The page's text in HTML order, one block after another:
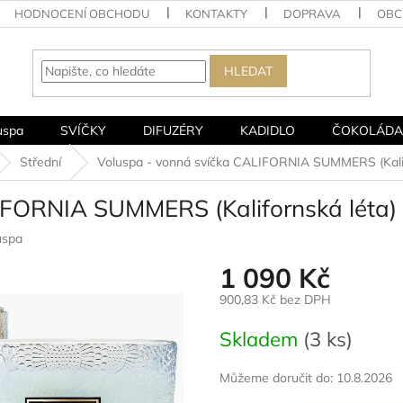
HODNOCENÍ OBCHODU KONTAKTY DOPRAVA
HLEDAT
SVÍČKY DIFUZÉRY KADIDLO ČOKOLÁDA
Střední Voluspa - vonná svíčka CALIFORNIA SUMMERS
SUMMERS (Kalifornská
1 090 Kč
900,83 Kč bez DPH
cena:
Skladem (3 ks)
Můžeme doručit do: 10.8.2026